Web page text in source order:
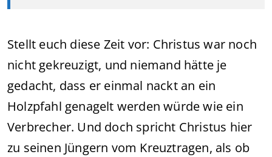
Stellt euch diese Zeit vor: Christus war noch
nicht gekreuzigt, und niemand hätte je
gedacht, dass er einmal nackt an ein
Holzpfahl genagelt werden würde wie ein
Verbrecher. Und doch spricht Christus hier
zu seinen Jüngern vom Kreuztragen, als ob